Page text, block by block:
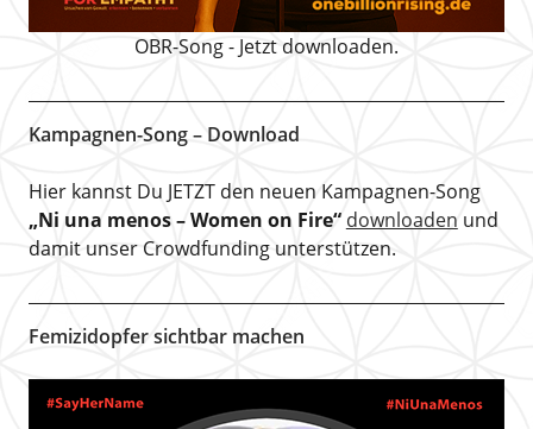
OBR-Song - Jetzt downloaden.
Kampagnen-Song – Download
Hier kannst Du JETZT den neuen Kampagnen-Song
„Ni una menos – Women on Fire“ downloaden und
damit unser Crowdfunding unterstützen.
Femizidopfer sichtbar machen